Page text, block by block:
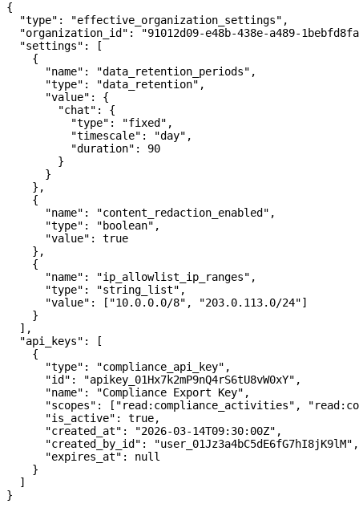
{
  "type"
: "effective_organization_settings" ,
  "organization_id"
:
"91012d09-e48b-438e-a489-
  "settings"
: [
    {
      "name"
: "data_retention_periods" ,
      "type"
: "data_retention" ,
      "value"
: {
        "chat"
: {
          "type"
: "fixed" ,
          "timescale"
: "day" ,
          "duration"
: 90
        }
      }
    },
    {
      "name"
: "content_redaction_enabled" ,
      "type"
: "boolean" ,
      "value"
: true
    },
    {
      "name"
: "ip_allowlist_ip_ranges" ,
      "type"
: "string_list" ,
      "value"
: [ "10.0.0.0/8" , "203.0.113.0/24"]
    }
  ],
  "api_keys"
: [
    {
      "type"
: "compliance_api_key" ,
      "id"
: "apikey_01Hx7k2mP9nQ4rS6tU8vW0xY" ,
      "name"
: "Compliance Export Key" ,
      "scopes"
: [ "read:compliance_activities" ,
      "is_active"
: true,
      "created_at"
: "2026-03-14T09:30:00Z" ,
      "created_by_id"
: "user_01Jz3a4bC5dE6fG7hI8jK9lM" ,
      "expires_at"
: null
    }
  ]
}